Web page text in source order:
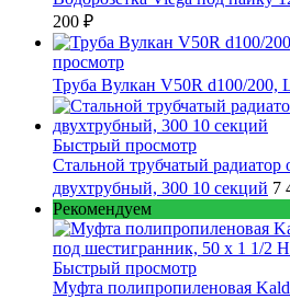
200 ₽
просмотр
Труба Вулкан V50R d100/200,
Быстрый просмотр
Стальной трубчатый
двухтрубный, 300 10 секций 7
Рекомендуем
Быстрый просмотр
Муфта полипропиленовая